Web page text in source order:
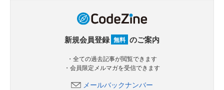
新規会員登録 無料 のご案内
・全ての過去記事が閲覧できます
・会員限定メルマガを受信できます
メールバックナンバー